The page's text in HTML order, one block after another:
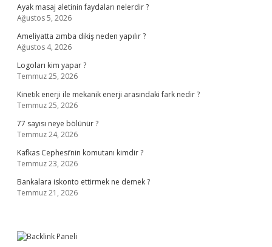
Ayak masaj aletinin faydaları nelerdir ?
Ağustos 5, 2026
Ameliyatta zımba dikiş neden yapılır ?
Ağustos 4, 2026
Logoları kim yapar ?
Temmuz 25, 2026
Kinetik enerji ile mekanik enerji arasındaki fark nedir ?
Temmuz 25, 2026
77 sayısı neye bölünür ?
Temmuz 24, 2026
Kafkas Cephesi’nin komutanı kimdir ?
Temmuz 23, 2026
Bankalara iskonto ettirmek ne demek ?
Temmuz 21, 2026